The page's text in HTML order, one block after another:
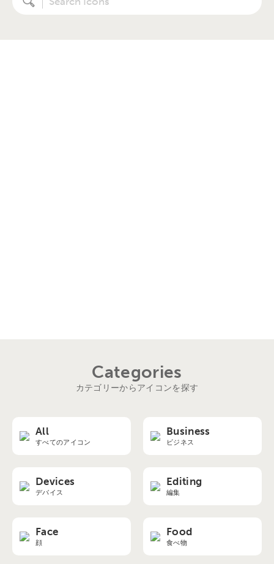
Categories
カテゴリーからアイコンを探す
All
すべてのアイコン
Business
ビジネス
Devices
デバイス
Editing
編集
Face
顔
Food
食べ物